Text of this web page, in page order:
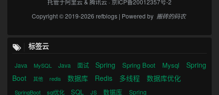
Copyright © 2019-2026 refblogs | Powered by 搬砖的码农
标签云
Java MySQL Java 面试 Spring Spring Boot Mysql
Spring
Boot
其他 redis 数据库 Redis 多线程 数据库优化
SpringBoot sql优化 SQL JS 数据库 Spring